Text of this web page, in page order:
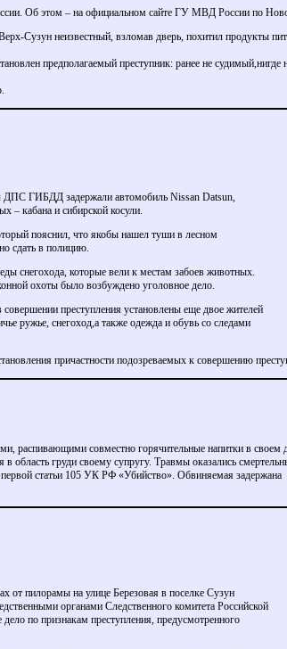
Об этом – на официальном сайте ГУ МВД России по
Сузун неизвестный, взломав дверь, похитил продукты
предполагаемый преступник: ранее не судимый,нигде
ДПС ГИБДД задержали автомобиль Nissan Datsun,
– кабана и сибирской косули.
пояснил, что якобы нашел туши в лесном
сдать в полицию.
снегохода, которые вели к местам забоев животных.
охоты было возбуждено уголовное дело.
преступления установлены еще двое жителей
ружье, снегоход,а также одежда и обувь со следами
причастности подозреваемых к совершению
распивающими совместно горячительные напитки в своем
область груди своему супругу. Травмы оказались
статьи 105 УК РФ «Убийство». Обвиняемая задержана
от пилорамы на улице Березовая в поселке Сузун
органами Следственного комитета Российской
по признакам преступления, предусмотренного